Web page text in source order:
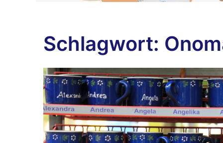
Schlagwort: